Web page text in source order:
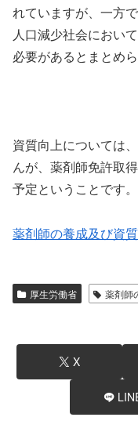
れていますが、一方
人口減少社会におい
必要があるとまとめら
資質向上については
んが、薬剤師免許取
予定ということです。
薬剤師の養成及び資
厚生労働省 薬剤師
X